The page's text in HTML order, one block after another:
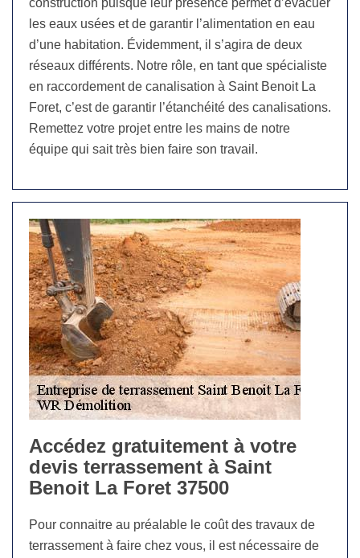
construction puisque leur présence permet d’évacuer
les eaux usées et de garantir l’alimentation en eau
d’une habitation. Évidemment, il s’agira de deux
réseaux différents. Notre rôle, en tant que spécialiste
en raccordement de canalisation à Saint Benoit La
Foret, c’est de garantir l’étanchéité des canalisations.
Remettez votre projet entre les mains de notre
équipe qui sait très bien faire son travail.
Accédez gratuitement à votre
devis terrassement à Saint
Benoit La Foret 37500
Pour connaitre au préalable le coût des travaux de
terrassement à faire chez vous, il est nécessaire de